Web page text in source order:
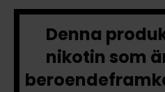
Denna
nikotin som